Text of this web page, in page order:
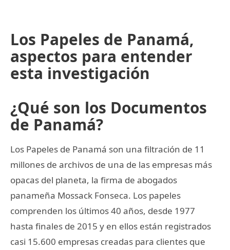
Los Papeles de Panamá,
aspectos para entender
esta investigación
¿Qué son los Documentos
de Panamá?
Los Papeles de Panamá son una filtración de 11
millones de archivos de una de las empresas más
opacas del planeta, la firma de abogados
panameña Mossack Fonseca. Los papeles
comprenden los últimos 40 años, desde 1977
hasta finales de 2015 y en ellos están registrados
casi 15.600 empresas creadas para clientes que